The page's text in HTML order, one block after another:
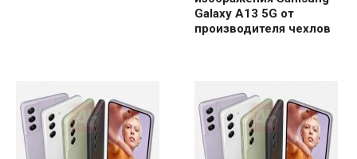
Galaxy A13 5G от
производителя чехлов